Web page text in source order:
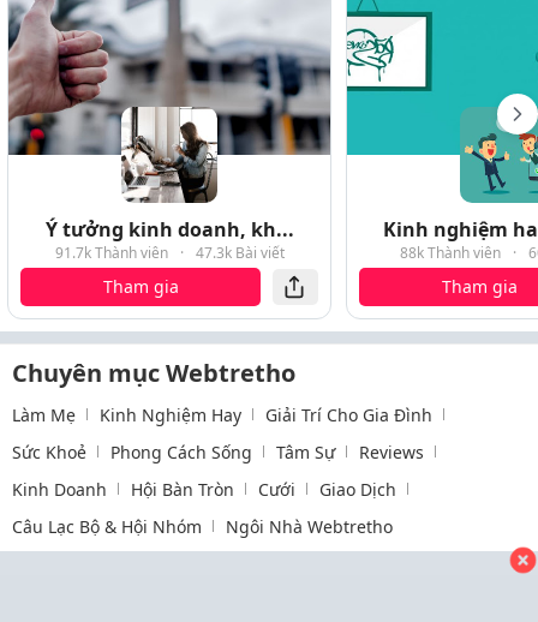
Ý tưởng kinh doanh, kh...
91.7k Thành viên · 47.3k Bài viết
Tham gia
Kinh nghiệm
88k Thành viên ·
Tham gia
Chuyên mục Webtretho
Làm Mẹ Kinh Nghiệm Hay
Giải Trí Cho Gia Đình
Sức Khoẻ
Phong Cách Sống Tâm Sự
Reviews
Kinh Doanh
Hội Bàn Tròn Cưới
Giao Dịch
Câu Lạc Bộ & Hội Nhóm
Ngôi Nhà Webtretho